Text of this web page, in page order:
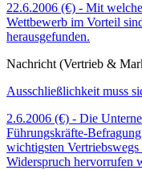
22.6.2006 (€) - Mit
Wettbewerb im Vorteil
herausgefunden.
Nachricht (Vertrieb &
Ausschließlichkeit muss
2.6.2006 (€) - Die
Führungskräfte-
wichtigsten
Widerspruch hervorrufen